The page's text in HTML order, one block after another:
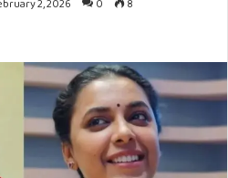
2, 2026 0
8